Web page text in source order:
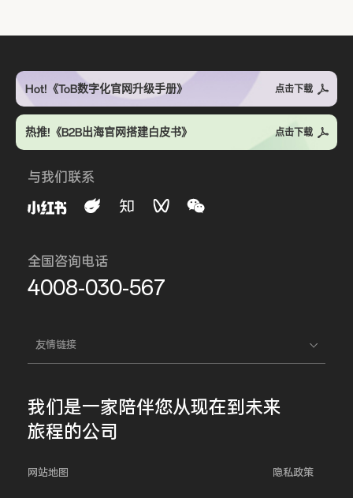
Hot!《ToB数字化官网升级手册》 点击下载
热推!《B2B出海官网搭建白皮书》 点击下载
与我们联系
全国咨询电话
4008-030-567
友情链接
我们是一家陪伴您从现在到未来
旅程的公司
网站地图 隐私政策